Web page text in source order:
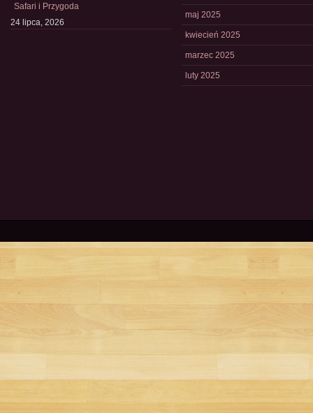
Safari i Przygoda
24 lipca, 2026
maj 2025
kwiecień 2025
marzec 2025
luty 2025